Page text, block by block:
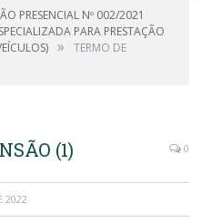
PRESENCIAL Nº 002/2021
PARA PRESTAÇÃO
»
TERMO DE
(1) 0
2022